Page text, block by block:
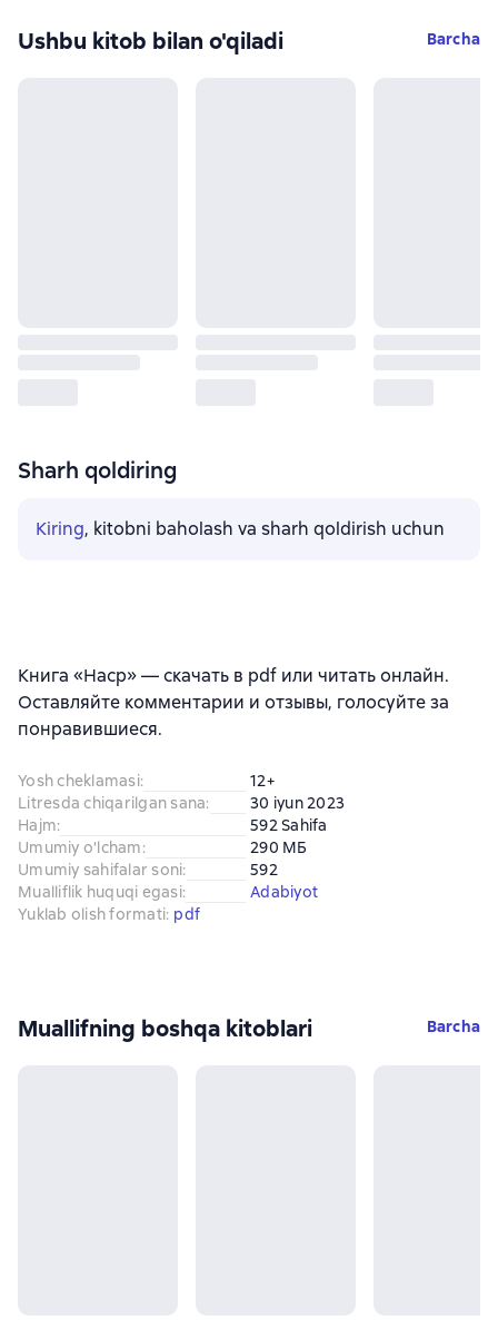
Ushbu kitob bilan o'qiladi Barcha
Sharh qoldiring
Kiring, kitobni baholash va sharh qoldirish uchun
Книга «Наср» — скачать в pdf или читать онлайн.
Оставляйте комментарии и отзывы, голосуйте за
понравившиеся.
Yosh cheklamasi:
12+
Litresda chiqarilgan sana:
30 iyun 2023
Hajm:
592 Sahifa
Umumiy o'lcham:
290 МБ
Umumiy sahifalar soni:
592
Mualliflik huquqi egasi:
Adabiyot
Yuklab olish formati: pdf
Muallifning boshqa kitoblari Barcha